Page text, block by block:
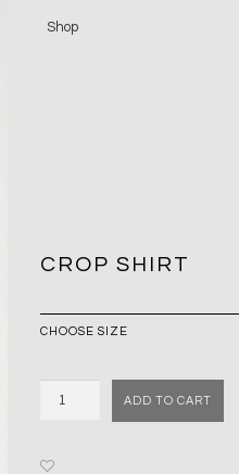
Shop
CROP SHIRT
ADD TO CART